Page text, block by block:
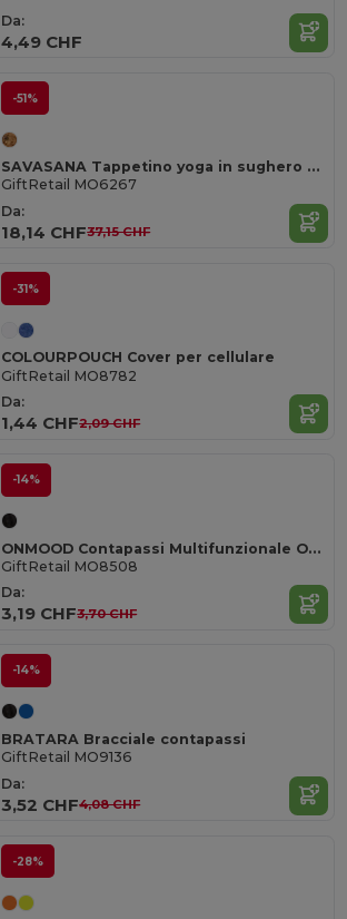
Da:
4,49 CHF
-51%
SAVASANA Tappetino yoga in sughero SAVASANA
GiftRetail MO6267
Da:
18,14 CHF37,15 CHF
-31%
COLOURPOUCH Cover per cellulare
GiftRetail MO8782
Da:
1,44 CHF2,09 CHF
-14%
ONMOOD Contapassi Multifunzionale ONMOOD con Clip
GiftRetail MO8508
Da:
3,19 CHF3,70 CHF
-14%
BRATARA Bracciale contapassi
GiftRetail MO9136
Da:
3,52 CHF4,08 CHF
-28%